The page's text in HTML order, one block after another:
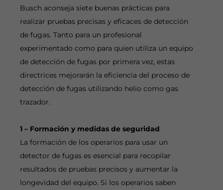
Busch aconseja siete buenas prácticas para
realizar pruebas precisas y eficaces de detección
de fugas. Tanto para un profesional
experimentado como para quien utiliza un equipo
de detección de fugas por primera vez, estas
directrices mejorarán la eficiencia del proceso de
detección de fugas utilizando helio como gas
trazador.
1 – Formación y medidas de seguridad
La formación de los operarios para usar un
detector de fugas es esencial para recopilar
resultados de pruebas precisos y aumentar la
longevidad del equipo. Si los operarios saben